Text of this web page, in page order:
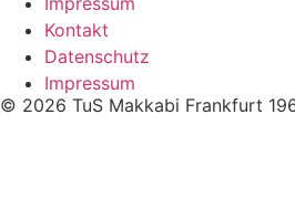
Kontakt
Datenschutz
Impressum
© 2026 TuS Makkabi Frankfurt